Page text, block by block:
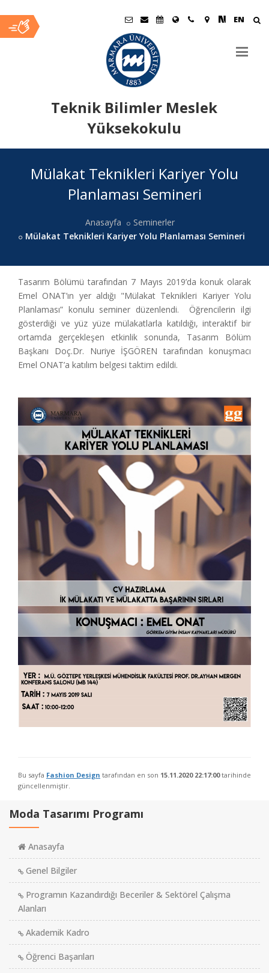
EN
Teknik Bilimler Meslek
Yüksekokulu
İçerikMülakat Teknikleri Kariyer Yolu
Planlaması Semineri
Anasayfa
Seminerler
Mülakat Teknikleri Kariyer Yolu Planlaması Semineri
Tasarım Bölümü tarafından 7 Mayıs 2019’da konuk olarak
Emel ONAT’ın yer aldığı "Mülakat Teknikleri Kariyer Yolu
Planlaması” konulu seminer düzenlendi. Öğrencilerin ilgi
gösterdiği ve yüz yüze mülakatlarla katıldığı, interaktif bir
ortamda gerçekleşen etkinlik sonunda, Tasarım Bölüm
Başkanı Doç.Dr. Nuriye İŞGÖREN tarafından konuşmacı
Emel ONAT’a katılım belgesi taktim edildi.
Bu sayfa Fashion Design tarafından en son 15.11.2020 22:17:00tarihinde
güncellenmiştir.
Moda Tasarımı Programı
Anasayfa
Genel Bilgiler
Programın Kazandırdığı Beceriler & Sektörel Çalışma
Alanları
Akademik Kadro
Öğrenci Başarıları